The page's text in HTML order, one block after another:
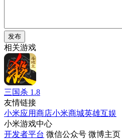
发布
相关游戏
三国杀 1.8
友情链接
小米应用商店小米商城英雄互娱
小米游戏中心
开发者平台 微信公众号 微博主页